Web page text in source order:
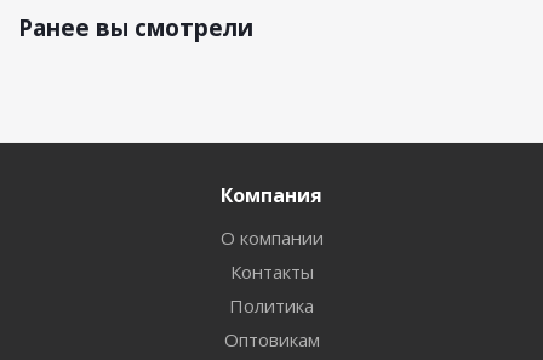
Ранее вы смотрели
Компания
О компании
Контакты
Политика
Оптовикам